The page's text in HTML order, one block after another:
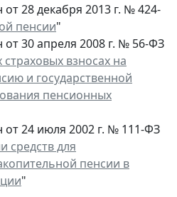
28 декабря 2013 г. № 424-
пенсии"
30 апреля 2008 г. № 56-ФЗ
взносах на
и государственной
пенсионных
24 июля 2002 г. № 111-ФЗ
средств для
пенсии в
"